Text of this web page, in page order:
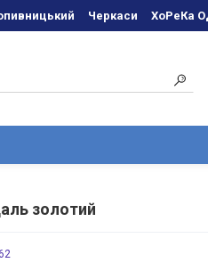
Черкаси ХоРеКа
золотий